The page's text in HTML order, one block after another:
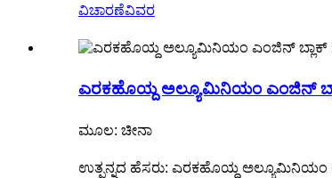
ವಿಚಾರಣೆವಿವರ
ಎರಕಹೊಯ್ದ ಅಲ್ಯೂಮಿನಿಯಂ ಎಂಜಿನ್
ಮೂಲ: ಚೀನಾ
ಉತ್ಪನ್ನದ ಹೆಸರು: ಎರಕಹೊಯ್ದ